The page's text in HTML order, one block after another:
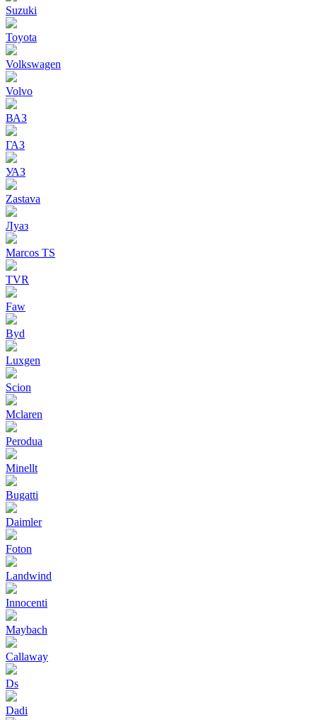
Suzuki
Toyota
Volkswagen
Volvo
ВАЗ
ГАЗ
УАЗ
Zastava
Луаз
Marcos TS
TVR
Faw
Byd
Luxgen
Scion
Mclaren
Perodua
Minellt
Bugatti
Daimler
Foton
Landwind
Innocenti
Maybach
Callaway
Ds
Dadi